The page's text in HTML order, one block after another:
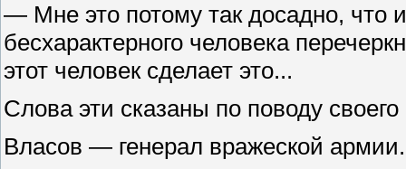
— Мне это потому так досадно, что
бесхарактерного человека
этот человек сделает это...
Слова эти сказаны по поводу
Власов — генерал вражеской армии.